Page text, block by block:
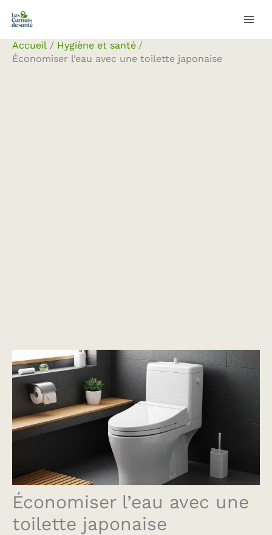
Aller
contenu
Accueil
Hygiène et santé
Économiser l’eau avec une toilette japonaise
Économiser l’eau avec une
toilette japonaise
Rechercher